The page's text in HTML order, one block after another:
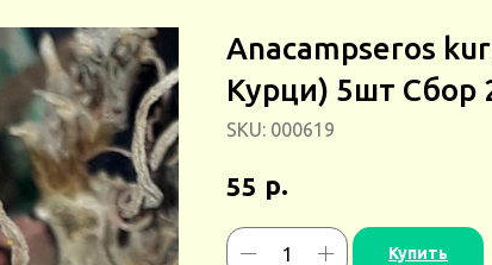
Anacampseros
Курци) 5шт Сбор
SKU: 000619
55 р.
Купить